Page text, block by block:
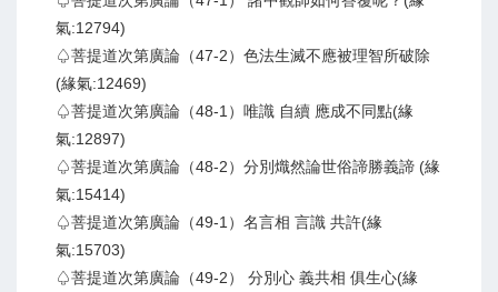
氣:12794)
♤菩提道次第廣論（47-2）色法生滅不應被理智所破除
(緣氣:12469)
♤菩提道次第廣論（48-1）唯識 自續 應成不同點(緣
氣:12897)
♤菩提道次第廣論（48-2）分別熾然論世俗諦勝義諦 (緣
氣:15414)
♤菩提道次第廣論（49-1）名言相 言識 共許(緣
氣:15703)
♤菩提道次第廣論（49-2） 分別心 義共相 俱生心(緣